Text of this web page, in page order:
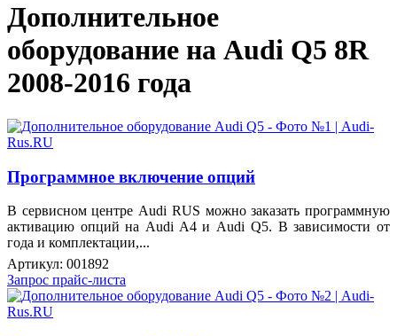
Дополнительное
оборудование на Audi Q5 8R
2008-2016 года
Программное включение опций
В сервисном центре Audi RUS можно заказать программную
активацию опций на Audi A4 и Audi Q5. В зависимости от
года и комплектации,...
Артикул: 001892
Запрос прайс-листа